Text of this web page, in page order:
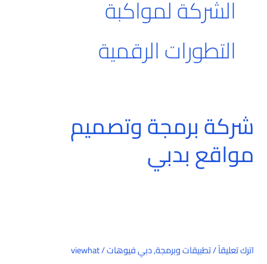
الشركة لمواكبة
التطورات الرقمية
شركة برمجة وتصميم
مواقع بدبي
اترك تعليقاً/تطبيقات وبرمجة,دبي فيوهات/
viewhat
شركة
برمجة
وتصميم
مواقع